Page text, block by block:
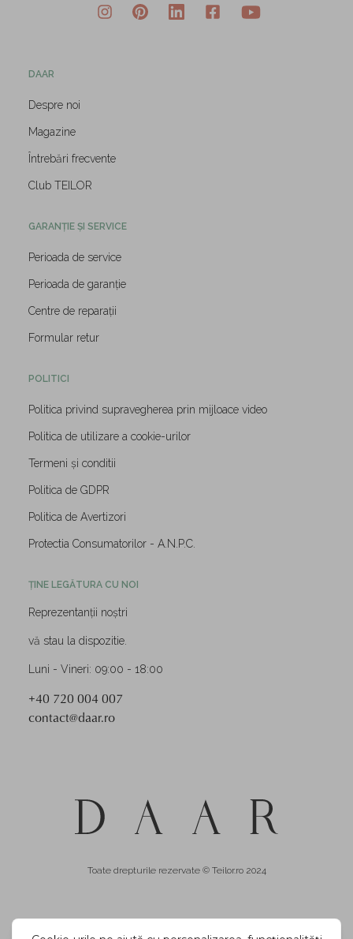
DAAR
Despre noi
Magazine
Întrebări frecvente
Club TEILOR
GARANȚIE ȘI SERVICE
Perioada de service
Perioada de garanție
Centre de reparații
Formular retur
POLITICI
Politica privind supravegherea prin mijloace video
Politica de utilizare a cookie-urilor
Termeni și conditii
Politica de GDPR
Politica de Avertizori
Protectia Consumatorilor - A.N.P.C.
ȚINE LEGĂTURA CU NOI
Reprezentanții noștri
vă stau la dispozitie.
Luni - Vineri: 09:00 - 18:00
+40 720 004 007
contact@daar.ro
Toate drepturile rezervate © Teilor.ro 2024